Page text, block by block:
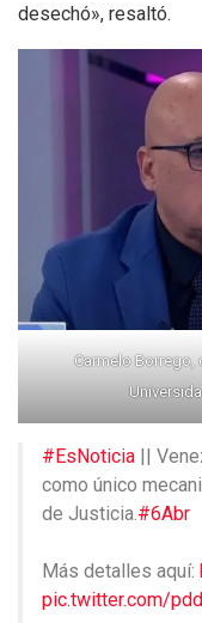
desechó», resaltó.
Carmelo Borrego,
#EsNoticia ||
como único
de Justicia.#6Abr
Más detalles aquí:
pic.twitter.com/